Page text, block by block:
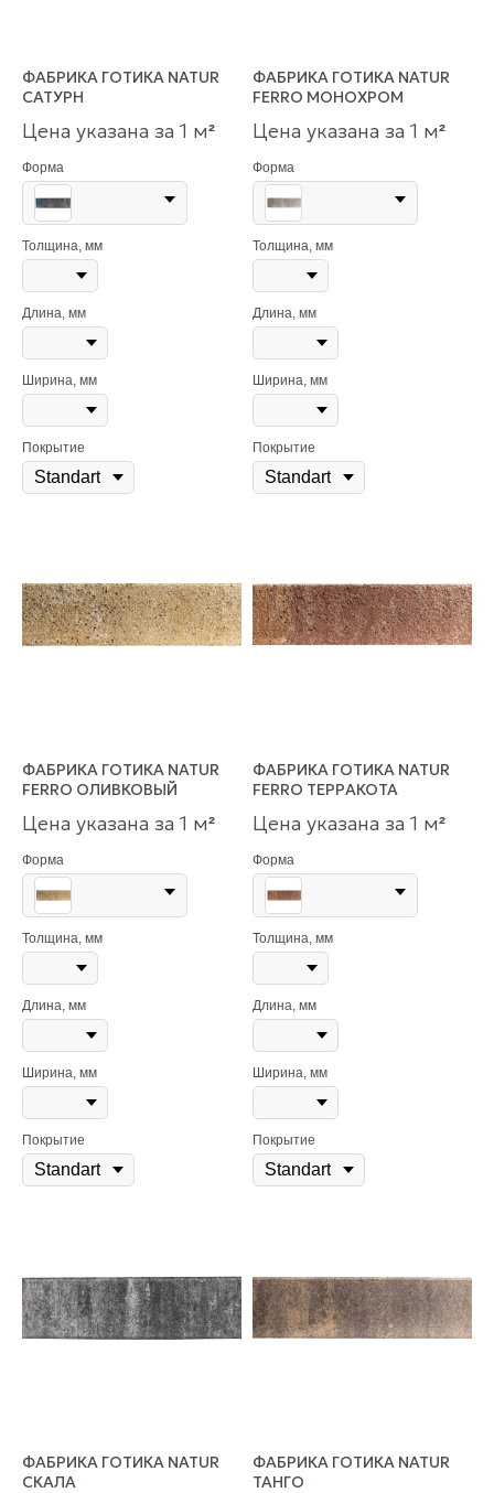
ФАБРИКА ГОТИКА NATUR
САТУРН
Цена указана за 1 м²
Форма
Толщина, мм
Длина, мм
Ширина, мм
Покрытие
ФАБРИКА ГОТИКА NATUR
FERRO МОНОХРОМ
Цена указана за 1 м²
Форма
Толщина, мм
Длина, мм
Ширина, мм
Покрытие
ФАБРИКА ГОТИКА NATUR
FERRO ОЛИВКОВЫЙ
Цена указана за 1 м²
Форма
Толщина, мм
Длина, мм
Ширина, мм
Покрытие
ФАБРИКА ГОТИКА NATUR
FERRO ТЕРРАКОТА
Цена указана за 1 м²
Форма
Толщина, мм
Длина, мм
Ширина, мм
Покрытие
ФАБРИКА ГОТИКА NATUR
СКАЛА
ФАБРИКА ГОТИКА NATUR
ТАНГО